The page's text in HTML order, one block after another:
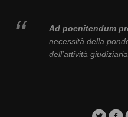
Ad poenitendum
necessità della
dell'attività giudiziaria